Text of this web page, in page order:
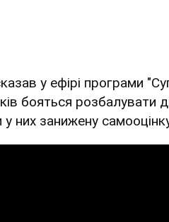
у ефірі програми
бояться розбалувати
них занижену